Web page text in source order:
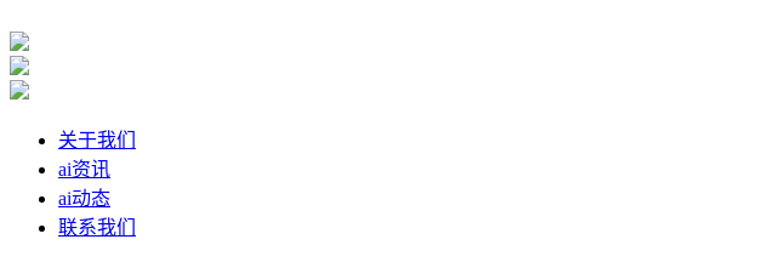
关于我们
ai资讯
ai动态
联系我们